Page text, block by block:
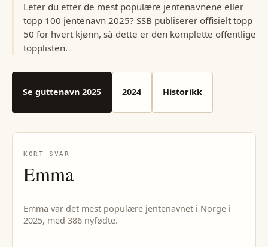
Leter du etter de mest populære jentenavnene eller
topp 100 jentenavn 2025? SSB publiserer offisielt topp
50 for hvert kjønn, så dette er den komplette offentlige
topplisten.
Se guttenavn 2025 2024 Historikk
KORT SVAR
Emma
Emma var det mest populære jentenavnet i Norge i
2025, med 386 nyfødte.